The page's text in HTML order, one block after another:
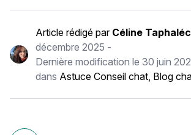
Article rédigé par Céline
décembre 2025 -
Dernière modification le30 juin
dans Astuce Conseil chat, Blog